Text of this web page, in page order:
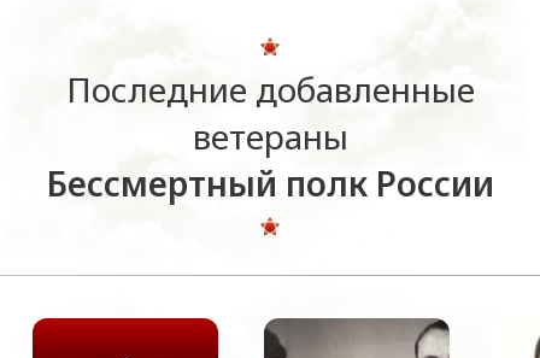
Последние добавленные
ветераны
Бессмертный полк России